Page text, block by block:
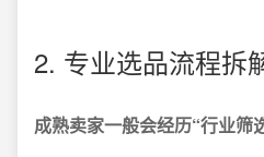
2. 专业选品流程拆
成熟卖家一般会经历“行业筛